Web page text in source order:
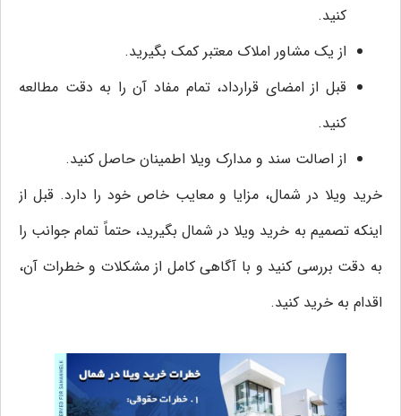
کنید.
از یک مشاور املاک معتبر کمک بگیرید.
قبل از امضای قرارداد، تمام مفاد آن را به دقت مطالعه
کنید.
از اصالت سند و مدارک ویلا اطمینان حاصل کنید.
خرید ویلا در شمال، مزایا و معایب خاص خود را دارد. قبل از
اینکه تصمیم به خرید ویلا در شمال بگیرید، حتماً تمام جوانب را
به دقت بررسی کنید و با آگاهی کامل از مشکلات و خطرات آن،
اقدام به خرید کنید.